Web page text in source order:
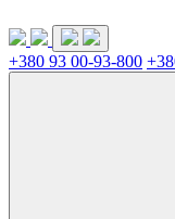
+380 93 00-93-800